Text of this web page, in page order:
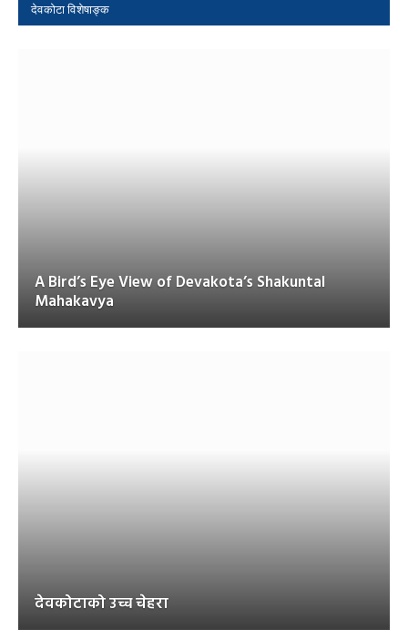
देवकोटा विशेषाङ्क
A Bird’s Eye View of Devakota’s Shakuntal
Mahakavya
देवकोटाको उच्च चेहरा